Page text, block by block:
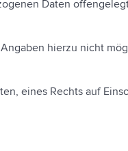
Daten
hierzu nicht
eines Rechts auf